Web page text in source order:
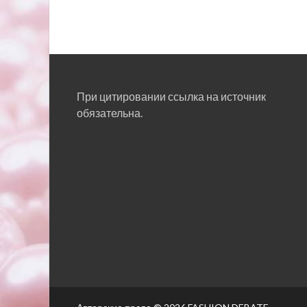
При цитировании ссылка на источник
обязательна.